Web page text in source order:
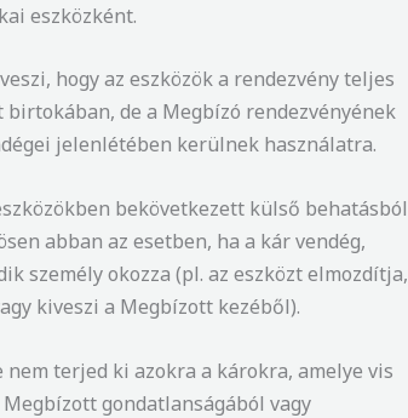
eszközként.
hogy az eszközök a rendezvény teljes
de a Megbízó rendezvényének
jelenlétében kerülnek használatra.
bekövetkezett külső behatásból
abban az esetben, ha a kárvendég,
személy okozza (pl. az eszközt elmozdítja,
kiveszi a Megbízott kezéből).
terjed ki azokra a károkra, amelye vis
gondatlanságából vagy